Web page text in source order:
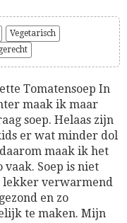
Vegetarisch
Tomatensoep In
maak ik maar
soep. Helaas zijn
er wat minder dol
maak ik het
vaak. Soep is niet
lekker verwarmend
en zo
te maken. Mijn